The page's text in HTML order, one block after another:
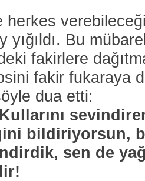
herkes
yığıldı. Bu
fakirlere
fakir fukaraya
dua etti:
bildiriyorsun,
sen de